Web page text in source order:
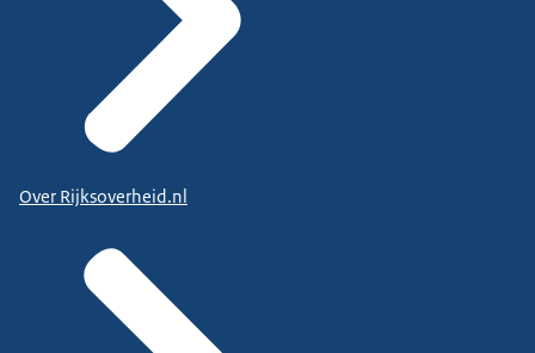
Over Rijksoverheid.nl